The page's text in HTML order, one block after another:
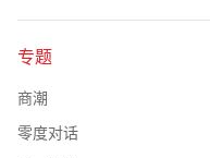
专题
商潮
零度对话